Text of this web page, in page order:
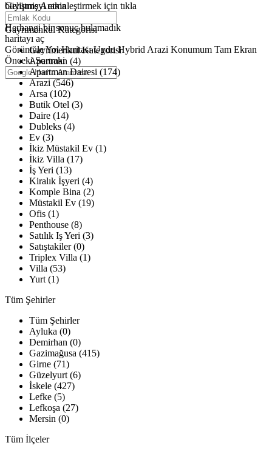
büyütmeyi etkinleştirmek için tıkla
Haritalar yükleniyor
Herhangi bir sonuç bulamadık
haritayı aç
GörüntüleYol Haritası Uydu Hybrid Arazi Konumum Tam Ekran
Önceki Sonraki
Gelişmiş Arama
Gayrimenkul Kategorisi
Gayrimenkul Kategorisi
Apartman (4)
Apartman Dairesi (174)
Arazi (546)
Arsa (102)
Butik Otel (3)
Daire (14)
Dubleks (4)
Ev (3)
İkiz Müstakil Ev (1)
İkiz Villa (17)
İş Yeri (13)
Kiralık İşyeri (4)
Komple Bina (2)
Müstakil Ev (19)
Ofis (1)
Penthouse (8)
Satılık Iş Yeri (3)
Satıştakiler (0)
Triplex Villa (1)
Villa (53)
Yurt (1)
Tüm Şehirler
Tüm Şehirler
Ayluka (0)
Demirhan (0)
Gazimağusa (415)
Girne (71)
Güzelyurt (6)
İskele (427)
Lefke (5)
Lefkoşa (27)
Mersin (0)
Tüm İlçeler